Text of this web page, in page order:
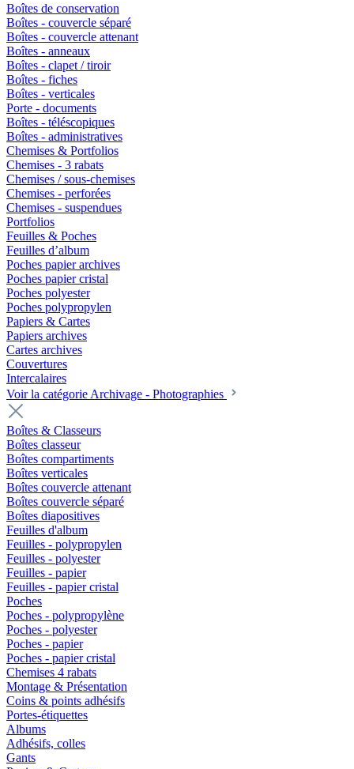
Boîtes de conservation
Boîtes - couvercle séparé
Boîtes - couvercle attenant
Boîtes - anneaux
Boîtes - clapet / tiroir
Boîtes - fiches
Boîtes - verticales
Porte - documents
Boîtes - téléscopiques
Boîtes - administratives
Chemises & Portfolios
Chemises - 3 rabats
Chemises / sous-chemises
Chemises - perforées
Chemises - suspendues
Portfolios
Feuilles & Poches
Feuilles d’album
Poches papier archives
Poches papier cristal
Poches polyester
Poches polypropylen
Papiers & Cartes
Papiers archives
Cartes archives
Couvertures
Intercalaires
Voir la catégorie Archivage - Photographies
Boîtes & Classeurs
Boîtes classeur
Boîtes compartiments
Boîtes verticales
Boîtes couvercle attenant
Boîtes couvercle séparé
Boîtes diapositives
Feuilles d'album
Feuilles - polypropylen
Feuilles - polyester
Feuilles - papier
Feuilles - papier cristal
Poches
Poches - polypropylène
Poches - polyester
Poches - papier
Poches - papier cristal
Chemises 4 rabats
Montage & Présentation
Coins & points adhésifs
Portes-étiquettes
Albums
Adhésifs, colles
Gants